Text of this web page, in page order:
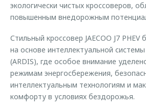
экологически чистых кроссоверов,
повышенным внедорожным
Стильный кроссовер JAECOO J7 PHEV
на основе интеллектуальной
(ARDIS), где особое внимание
режимам энергосбережения,
интеллектуальным технологиям и
комфорту в условиях бездорожья.